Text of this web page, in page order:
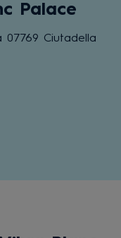
Palace
07769 Ciutadella